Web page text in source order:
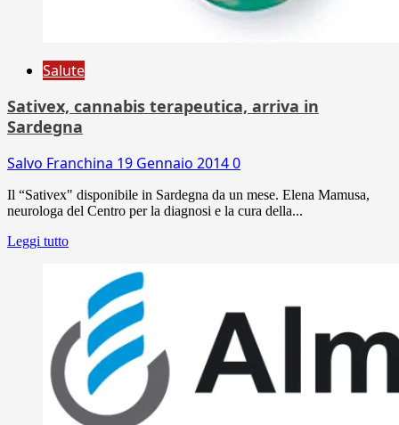
Salute
Sativex, cannabis terapeutica, arriva in
Sardegna
Salvo Franchina 19 Gennaio 20140
Il “Sativex" disponibile in Sardegna da un mese. Elena Mamusa,
neurologa del Centro per la diagnosi e la cura della...
Leggi tutto